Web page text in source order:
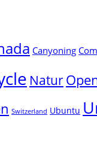
Canyoning
Natur
Switzerland Ubuntu